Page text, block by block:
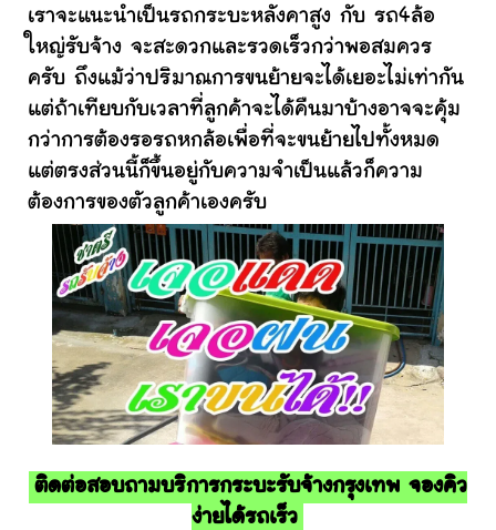
เราจะแนะนำเป็นรถกระบะหลังคาสูง กับ รถ4ล้อ
ใหญ่รับจ้าง จะสะดวกและรวดเร็วกว่าพอสมควร
ครับ ถึงแม้ว่าปริมาณการขนย้ายจะได้เยอะไม่เท่ากัน
แต่ถ้าเทียบกับเวลาที่ลูกค้าจะได้คืนมาบ้างอาจจะคุ้ม
กว่าการต้องรอรถหกล้อเพื่อที่จะขนย้ายไปทั้งหมด
แต่ตรงส่วนนี้ก็ขึ้นอยู่กับความจำเป็นแล้วก็ความ
ต้องการของตัวลูกค้าเองครับ
ติดต่อสอบถามบริการกระบะรับจ้างกรุงเทพ จองคิว
ง่ายได้รถเร็ว